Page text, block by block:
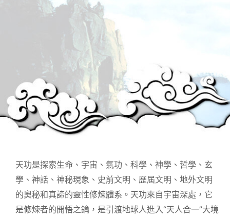
天功是探索生命、宇宙、氣功、科學、神學、哲學、玄
學、神話、神秘現象、史前文明、歷屆文明、地外文明
的奧秘和真諦的靈性修煉體系。天功來自宇宙深處，它
是修煉者的開悟之鑰，是引渡地球人進入“天人合一”大境